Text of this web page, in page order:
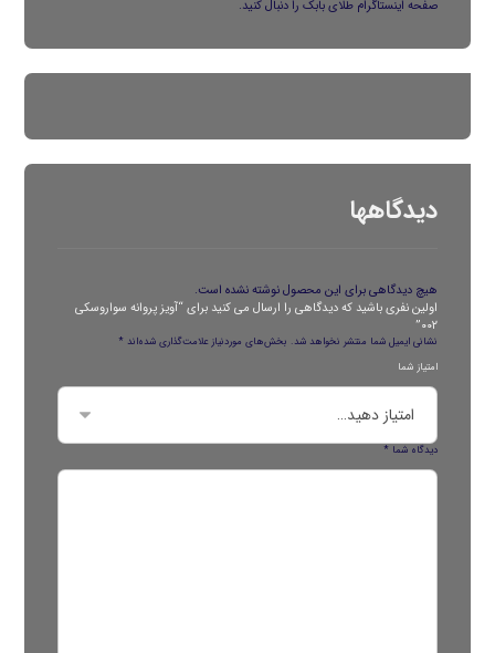
صفحه اینستاگرام طلای بابک را دنبال کنید.
دیدگاهها
هیچ دیدگاهی برای این محصول نوشته نشده است.
اولین نفری باشید که دیدگاهی را ارسال می کنید برای “آویز پروانه سواروسکی
۰۰۲”
نشانی ایمیل شما منتشر نخواهد شد. بخش‌های موردنیاز علامت‌گذاری شده‌اند*
امتیاز شما
دیدگاه شما*